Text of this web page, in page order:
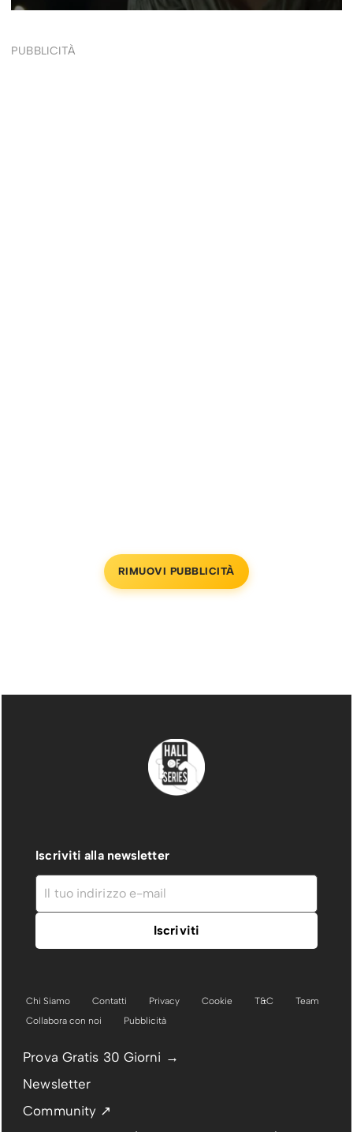
PUBBLICITÀ
RIMUOVI PUBBLICITÀ
Iscriviti alla newsletter
Chi Siamo Contatti Privacy Cookie T&C
Team
Collabora con noi
Pubblicità
Prova Gratis 30 Giorni →
Newsletter
Community ↗